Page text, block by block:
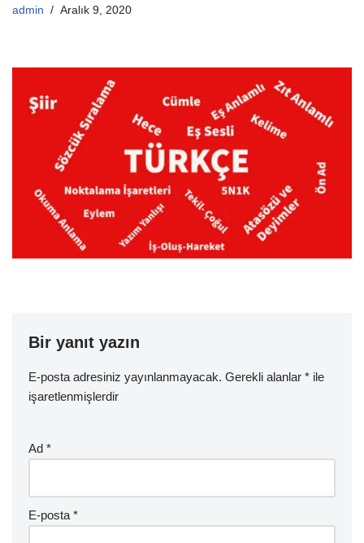
admin Aralık 9, 2020
Bir yanıt yazın
E-posta adresiniz yayınlanmayacak. Gerekli alanlar * ile
işaretlenmişlerdir
Ad *
E-posta *